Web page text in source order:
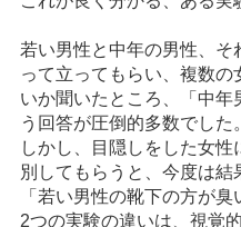
若い男性と中年の男性、
って立ってもらい、複数
いか聞いたところ、「中
う回答が圧倒的多数でした。
しかし、目隠しをした女性
別してもらうと、今度は結
「若い男性の靴下の方が臭
2つの実験の違いは、視覚